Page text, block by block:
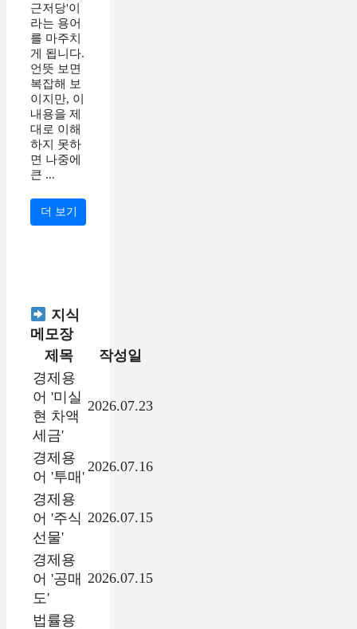
근저당'이
라는 용어
를 마주치
게 됩니다.
언뜻 보면
복잡해 보
이지만, 이
내용을 제
대로 이해
하지 못하
면 나중에
큰 ...
더 보기
지식
메모장
제목
작성일
경제용
어 '미실
현 차액
세금'
2026.07.23
경제용
어 '투매'
2026.07.16
경제용
어 '주식
선물'
2026.07.15
경제용
어 '공매
도'
2026.07.15
법률용